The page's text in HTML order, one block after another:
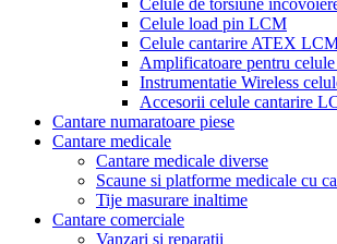
Celule load pin LCM
Celule cantarire ATEX
Amplificatoare pentru
Instrumentatie Wireless
Accesorii celule cantarire
Cantare numaratoare piese
Cantare medicale
Cantare medicale diverse
Scaune si platforme medicale cu
Tije masurare inaltime
Cantare comerciale
Vanzari si reparatii